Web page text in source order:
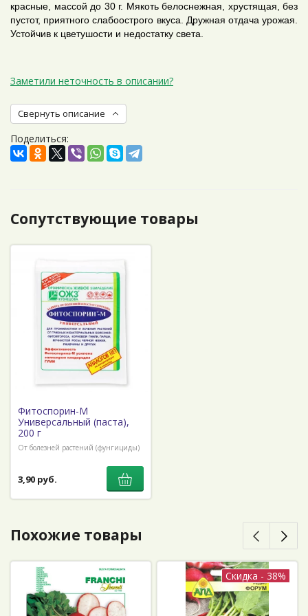
красные, массой до 30 г. Мякоть белоснежная, хрустящая, без
пустот, приятного слабоострого вкуса. Дружная отдача урожая.
Устойчив к цветушости и недостатку света.
Заметили неточность в описании?
Свернуть описание
Поделиться:
Сопутствующие товары
Фитоспорин-М
Универсальный (паста),
200 г
От болезней растений (фунгициды)
3,90 руб.
Похожие товары
Скидка - 38%